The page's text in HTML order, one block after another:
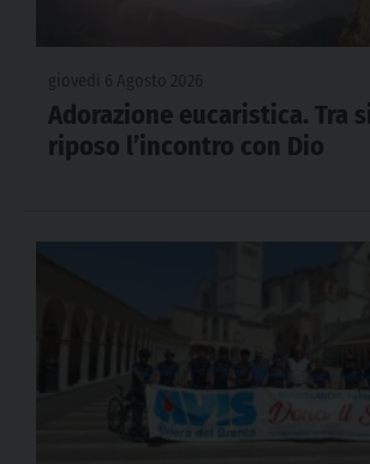
Adorazione eucaristica. Tra
riposo l’incontro con Dio